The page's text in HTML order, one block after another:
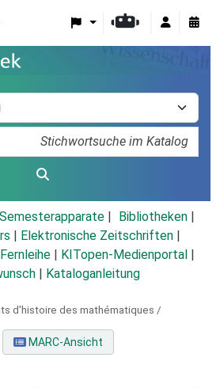
Semesterapparate
Bibliotheken
Elektronische Zeitschriften
Fernleihe KITopen-Medienportal
Kataloganleitung
d'histoire des mathématiques /
MARC-Ansicht